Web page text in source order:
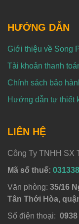
HƯỚNG DẪN
Giới thiệu về Song
Tài khoản thanh
Chính sách bảo
Hướng dẫn tự thiết
LIÊN HỆ
Công Ty TNHH SX
Mã số thuế:
Văn phòng: 35/16
Tân Thới Hòa,
Số điện thoại: 0938